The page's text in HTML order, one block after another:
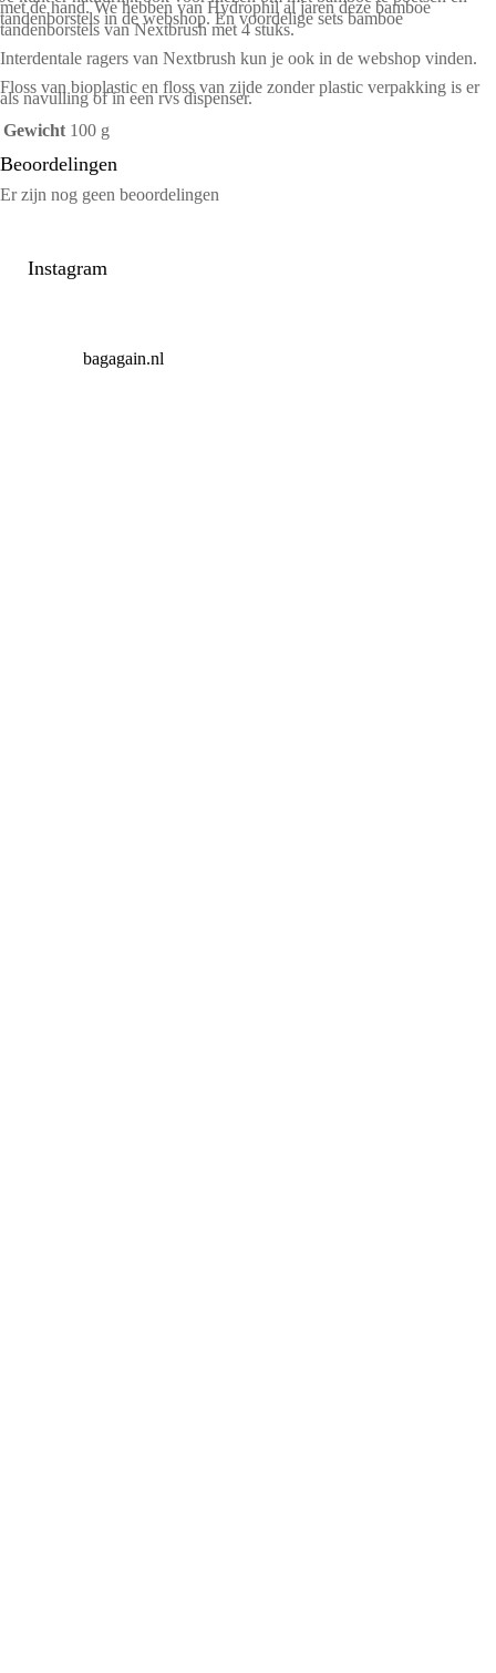
met de hand. We hebben van Hydrophil al jaren deze bamboe
tandenborstelsin de webshop. Envoordelige sets bamboe
tandenborstels van Nextbrushmet 4 stuks.
Interdentale ragers van Nextbrush kun je ook in de webshop vinden.
Floss van bioplastic en floss van zijde zonder plastic verpakking is er
alsnavullingof in een rvs dispenser.
Gewicht 100 g
Beoordelingen
Er zijn nog geen beoordelingen
Instagram
bagagain.nl